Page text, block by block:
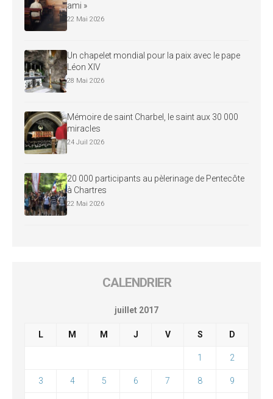
ami »
22 Mai 2026
Un chapelet mondial pour la paix avec le pape
Léon XIV
28 Mai 2026
Mémoire de saint Charbel, le saint aux 30 000
miracles
24 Juil 2026
20 000 participants au pèlerinage de Pentecôte
à Chartres
22 Mai 2026
CALENDRIER
juillet 2017
L M M J V S D
1 2
3 4 5 6 7 8 9